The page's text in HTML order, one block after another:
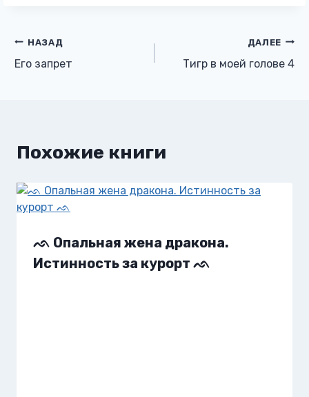
Навигация
по
НАЗАД
Его запрет
ДАЛЕЕ
Тигр в моей голове 4
Похожие книги
ᨒ Опальная жена дракона.
Истинность за курорт ᨒ